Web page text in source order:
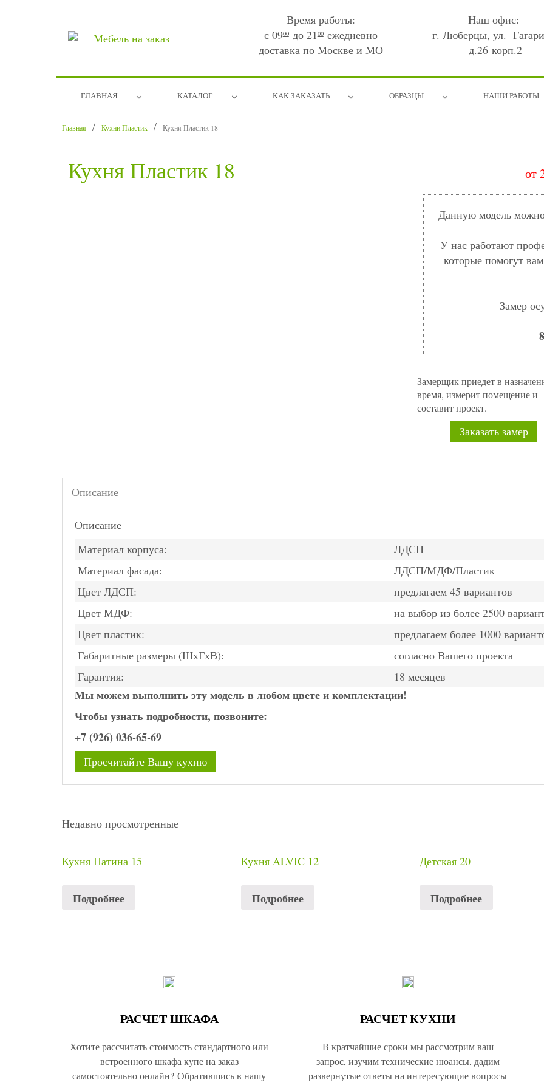
Время работы:
с 0900до 2100ежедневно
доставка по Москве и МО
Наш офис:
г. Люберцы, ул.
д.26 корп.2
ГЛАВНАЯ КАТАЛОГ КАК ЗАКАЗАТЬ ОБРАЗЦЫ НАШИ РАБОТЫ
Главная Кухни Пластик Кухня Пластик 18
Кухня Пластик 18 от
Данную модель можно
У нас работают
которые помогут
Замер
Замерщик приедет в
время, измерит помещение и
составит проект.
Заказать замер
Описание
Описание
Материал корпуса:
ЛДСП
Материал фасада:
ЛДСП/МДФ/Пластик
Цвет ЛДСП:
предлагаем 45 вариантов
Цвет МДФ:
на выбор из более 2500
Цвет пластик:
предлагаем более 1000
Габаритные размеры (ШхГхВ):
согласно Вашего проекта
Гарантия:
18 месяцев
Мы можем выполнить эту модель в любом цвете и комплектации!
Чтобы узнать подробности, позвоните:
+7 (926) 036-65-69
Просчитайте Вашу кухню
Недавно просмотренные
Кухня Патина 15
Подробнее
Кухня ALVIC 12
Подробнее
Детская 20
Подробнее
РАСЧЕТ ШКАФА
Хотите рассчитать стоимость стандартного или
встроенного шкафа купе на заказ
самостоятельно онлайн? Обратившись в нашу
РАСЧЕТ КУХНИ
В кратчайшие сроки мы рассмотрим ваш
запрос, изучим технические нюансы, дадим
развернутые ответы на интересующие вопросы